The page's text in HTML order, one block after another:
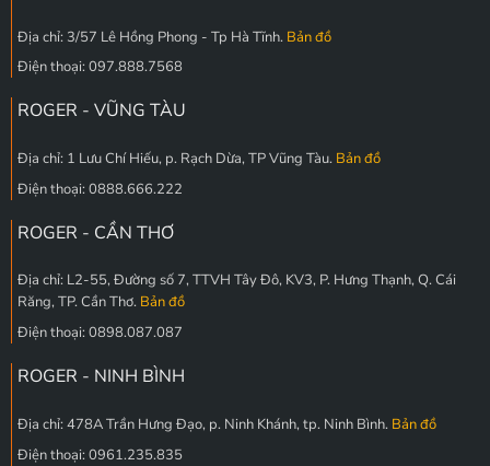
Địa chỉ: 3/57 Lê Hồng Phong - Tp Hà Tĩnh. Bản đồ
Điện thoại: 097.888.7568
ROGER - VŨNG TÀU
Địa chỉ: 1 Lưu Chí Hiếu, p. Rạch Dừa, TP Vũng Tàu. Bản đồ
Điện thoại: 0888.666.222
ROGER - CẦN THƠ
Địa chỉ: L2-55, Đường số 7, TTVH Tây Đô, KV3, P. Hưng Thạnh, Q. Cái
Răng, TP. Cần Thơ. Bản đồ
Điện thoại: 0898.087.087
ROGER - NINH BÌNH
Địa chỉ: 478A Trần Hưng Đạo, p. Ninh Khánh, tp. Ninh Bình. Bản đồ
Điện thoại: 0961.235.835